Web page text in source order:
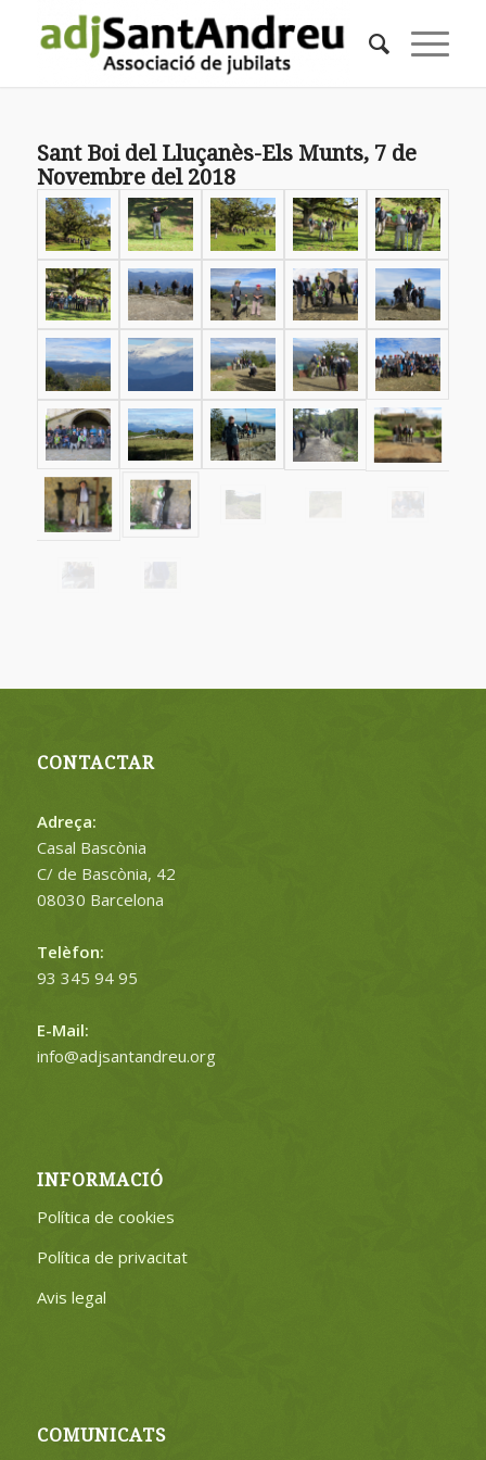
Sant Boi del Lluçanès-Els Munts, 7 de
Novembre del 2018
CONTACTAR
Adreça:
Casal Bascònia
C/ de Bascònia, 42
08030 Barcelona
Telèfon:
93 345 94 95
E-Mail:
info@adjsantandreu.org
INFORMACIÓ
Política de cookies
Política de privacitat
Avis legal
COMUNICATS